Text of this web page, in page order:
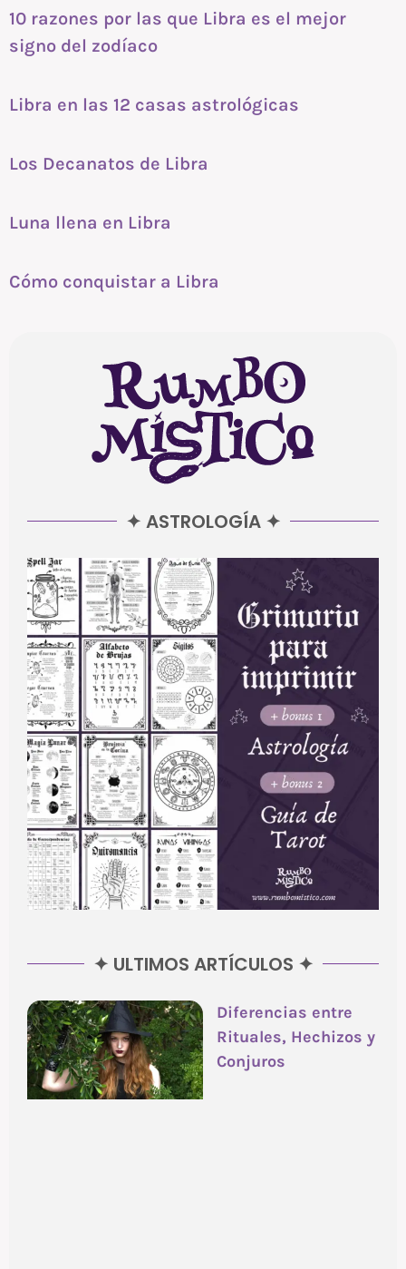
10 razones por las que Libra es el mejor
signo del zodíaco
Libra en las 12 casas astrológicas
Los Decanatos de Libra
Luna llena en Libra
Cómo conquistar a Libra
✦ ASTROLOGÍA ✦
✦ ULTIMOS ARTÍCULOS ✦
Diferencias entre
Rituales, Hechizos y
Conjuros